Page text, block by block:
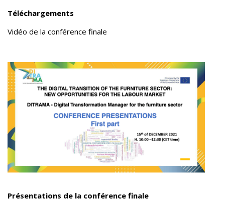
Téléchargements
Vidéo de la conférence finale
Présentations de la conférence finale